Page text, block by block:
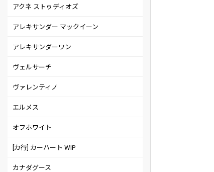
アクネ ストゥディオズ
アレキサンダー マックイーン
アレキサンダーワン
ヴェルサーチ
ヴァレンティノ
エルメス
オフホワイト
[カ行] カーハート WIP
カナダグース